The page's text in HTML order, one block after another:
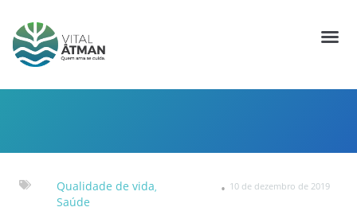
Qualidade de vida,
Saúde
10 de dezembro de 2019